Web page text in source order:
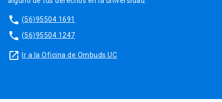
phone (56)95504 1691
phone (56)95504 1247
launch Ir a la Oficina de Ombuds UC